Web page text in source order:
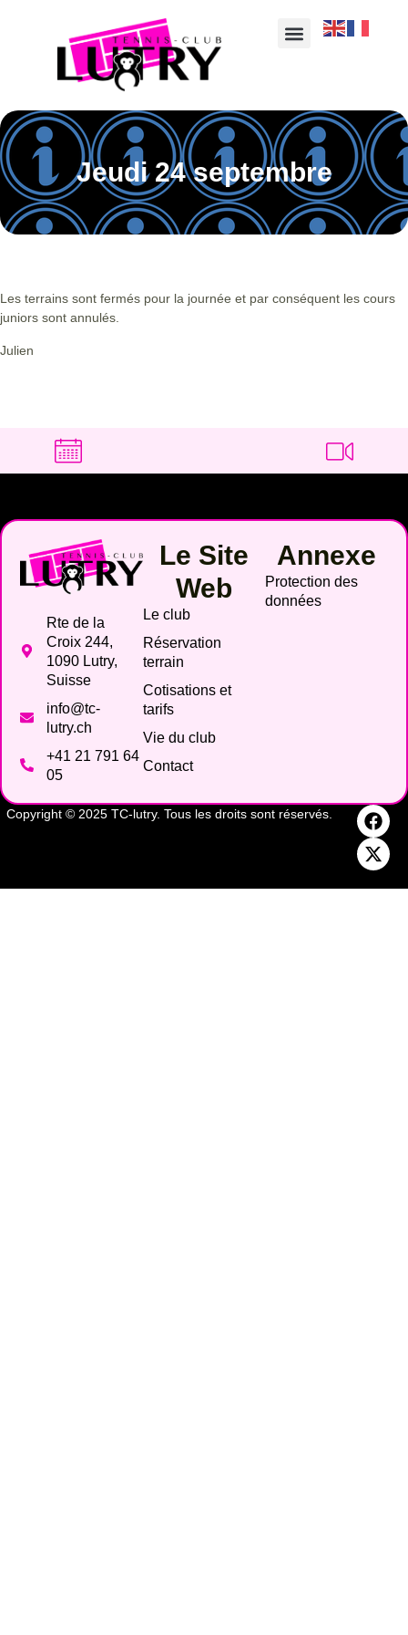
Jeudi 24 septembre
Les terrains sont fermés pour la journée et par conséquent les cours
juniors sont annulés.
Julien
Rte de la
Croix 244,
1090 Lutry,
Suisse
info@tc-
lutry.ch
+41 21 791 64
05
Le Site
Web
Le club
Réservation
terrain
Cotisations et
tarifs
Vie du club
Contact
Annexe
Protection des
données
Copyright © 2025 TC-lutry. Tous les droits sont réservés.